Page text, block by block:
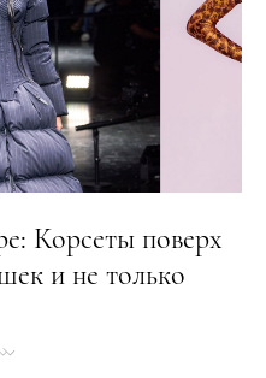
Корсеты поверх
и не только